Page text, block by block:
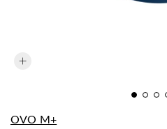
OVO M+